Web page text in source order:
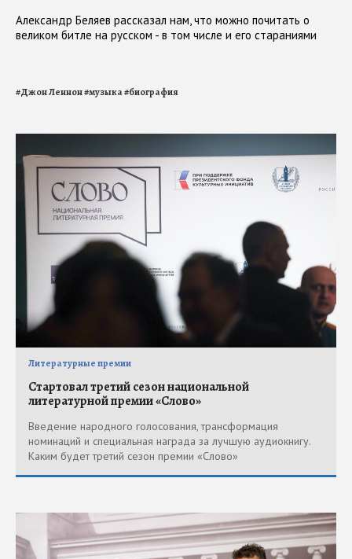
Александр Беляев рассказал нам, что можно почитать о
великом битле на русском - в том числе и его стараниями
#Джон Леннон#музыка#биография
Литературные премии
Стартовал третий сезон национальной
литературной премии «Слово»
Введение народного голосования, трансформация
номинаций и специальная награда за лучшую аудиокнигу.
Каким будет третий сезон премии «Слово»